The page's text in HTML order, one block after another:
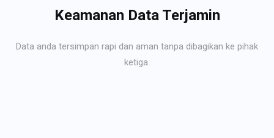
Keamanan Data Terjamin
Data anda tersimpan rapi dan aman tanpa dibagikan ke pihak
ketiga.